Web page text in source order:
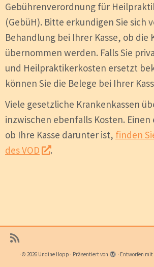
Gebührenverordnung für
(GebüH). Bitte erkundigen Sie sich
Behandlung bei Ihrer Kasse, ob die
übernommen werden. Falls Sie
und Heilpraktikerkosten ersetzt
können Sie die Belege bei Ihrer
Viele gesetzliche Krankenkassen
inzwischen ebenfalls Kosten.
ob Ihre Kasse darunter ist, finden
des VOD
.
· © 2026 Undine Hopp · Präsentiert von · Entworfen mit